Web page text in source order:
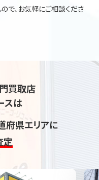
で、お気軽にご相談くださ
買取店
スは
府県エリアに
定